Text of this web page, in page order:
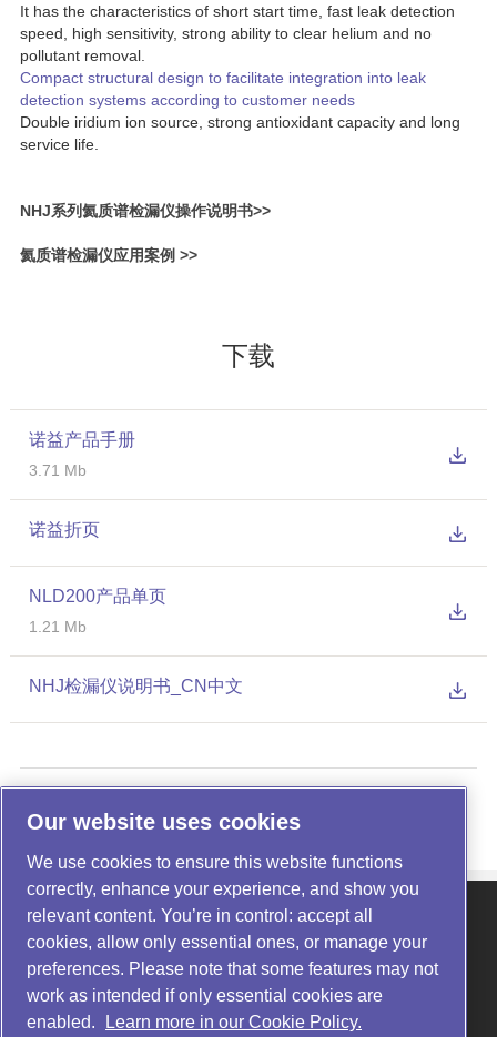
It has the characteristics of short start time, fast leak detection
speed, high sensitivity, strong ability to clear helium and no
pollutant removal.
Compact structural design to facilitate integration into leak
detection systems according to customer needs
Double iridium ion source, strong antioxidant capacity and long
service life.
NHJ系列氦质谱检漏仪操作说明书>>
氦质谱检漏仪应用案例 >>
下载
诺益产品手册
3.71 Mb
诺益折页
NLD200产品单页
1.21 Mb
NHJ检漏仪说明书_CN中文
下一条：NHJ400M氦质谱检漏仪
关于我们| 产品中心 | 行业应用
资讯动态 | 服务与支持 | 联系我们
咨询电话：400-1677-880
公司官网：https://www.noytechnology.com/
公司地址：合肥市蜀山区振兴路联东U谷蜀山国际企业港14-2栋
Our website uses cookies
We use cookies to ensure this website functions
correctly, enhance your experience, and show you
relevant content. You’re in control: accept all
cookies, allow only essential ones, or manage your
preferences. Please note that some features may not
work as intended if only essential cookies are
enabled.
Learn more in our Cookie Policy.